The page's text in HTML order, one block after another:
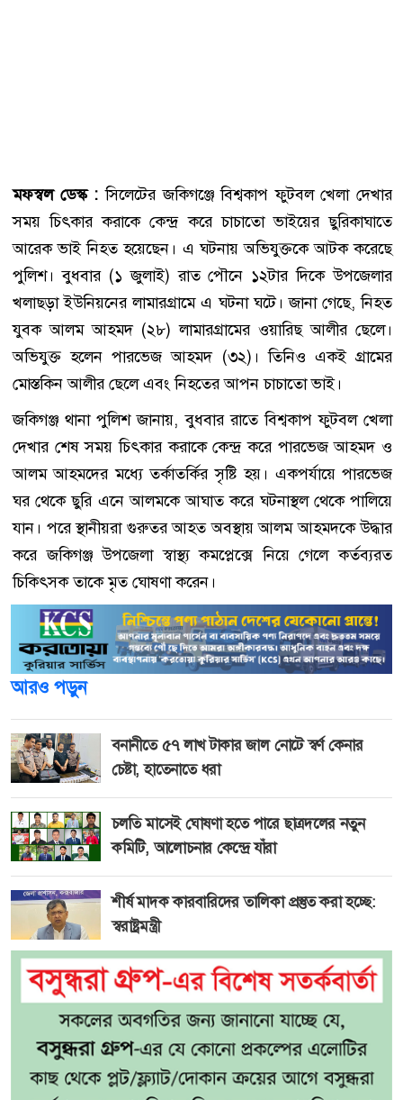
মফস্বল ডেস্ক : সিলেটের জকিগঞ্জে বিশ্বকাপ ফুটবল খেলা দেখার
সময় চিৎকার করাকে কেন্দ্র করে চাচাতো ভাইয়ের ছুরিকাঘাতে
আরেক ভাই নিহত হয়েছেন। এ ঘটনায় অভিযুক্তকে আটক করেছে
পুলিশ। বুধবার (১ জুলাই) রাত পৌনে ১২টার দিকে উপজেলার
খলাছড়া ইউনিয়নের লামারগ্রামে এ ঘটনা ঘটে। জানা গেছে, নিহত
যুবক আলম আহমদ (২৮) লামারগ্রামের ওয়ারিছ আলীর ছেলে।
অভিযুক্ত হলেন পারভেজ আহমদ (৩২)। তিনিও একই গ্রামের
মোস্তকিন আলীর ছেলে এবং নিহতের আপন চাচাতো ভাই।
জকিগঞ্জ থানা পুলিশ জানায়, বুধবার রাতে বিশ্বকাপ ফুটবল খেলা
দেখার শেষ সময় চিৎকার করাকে কেন্দ্র করে পারভেজ আহমদ ও
আলম আহমদের মধ্যে তর্কাতর্কির সৃষ্টি হয়। একপর্যায়ে পারভেজ
ঘর থেকে ছুরি এনে আলমকে আঘাত করে ঘটনাস্থল থেকে পালিয়ে
যান। পরে স্থানীয়রা গুরুতর আহত অবস্থায় আলম আহমদকে উদ্ধার
করে জকিগঞ্জ উপজেলা স্বাস্থ্য কমপ্লেক্সে নিয়ে গেলে কর্তব্যরত
চিকিৎসক তাকে মৃত ঘোষণা করেন।
আরও পড়ুন
বনানীতে ৫৭ লাখ টাকার জাল নোটে স্বর্ণ কেনার
চেষ্টা, হাতেনাতে ধরা
চলতি মাসেই ঘোষণা হতে পারে ছাত্রদলের নতুন
কমিটি, আলোচনার কেন্দ্রে যাঁরা
শীর্ষ মাদক কারবারিদের তালিকা প্রস্তুত করা হচ্ছে:
স্বরাষ্ট্রমন্ত্রী